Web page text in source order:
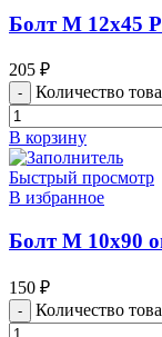
Болт М 12х45
205 ₽
Количество
В корзину
Быстрый просмотр
В избранное
Болт М 10х90
150 ₽
Количество